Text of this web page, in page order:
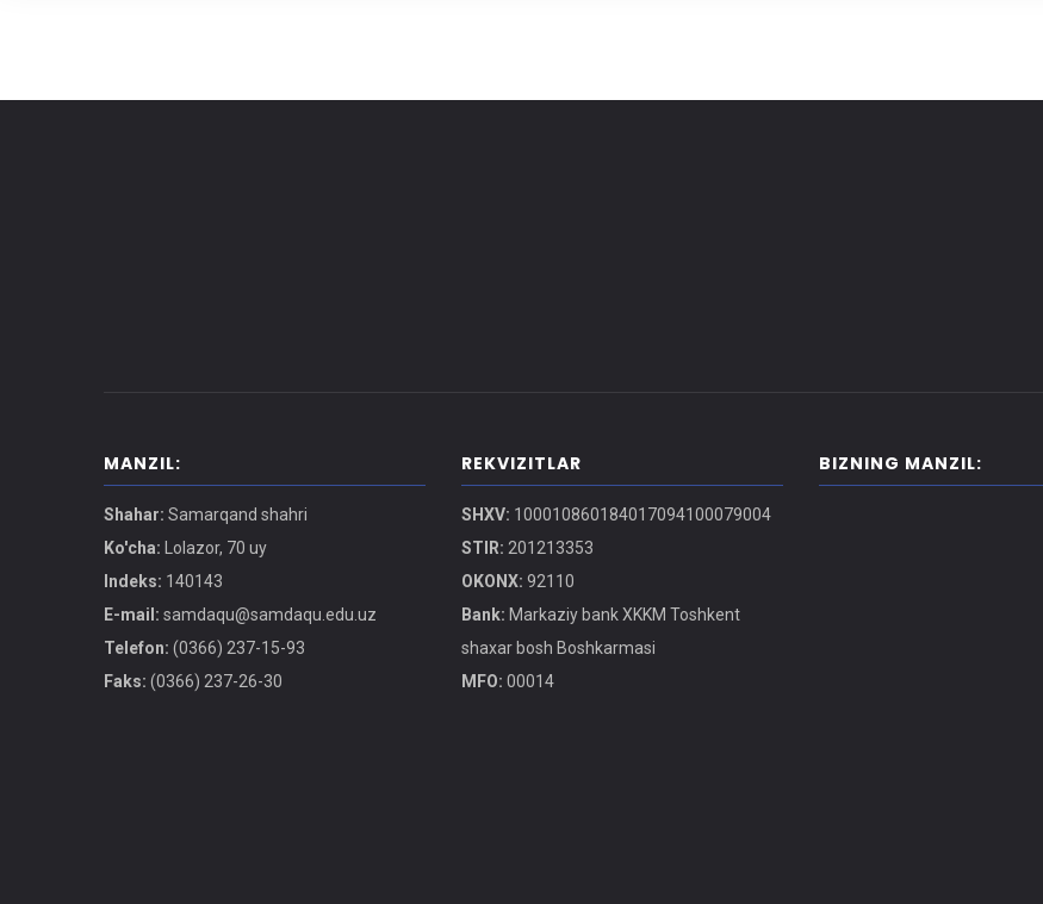
MANZIL:
Shahar: Samarqand shahri
Ko'cha: Lolazor, 70 uy
Indeks: 140143
E-mail: samdaqu@samdaqu.edu.uz
Telefon: (0366) 237-15-93
Faks: (0366) 237-26-30
REKVIZITLAR
SHXV: 100010860184017094100079004
STIR: 201213353
OKONX: 92110
Bank: Markaziy bank XKKM Toshkent
shaxar bosh Boshkarmasi
MFO: 00014
BIZNING MANZIL: